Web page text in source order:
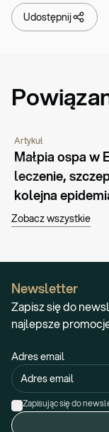
Udostępnij
PORADNIK
Artykuł
Małpia ospa w
leczenie,
kolejna
Zobacz wszystkie
Newsletter
Zapisz się do
najlepsze
Adres email
Zapisując się do